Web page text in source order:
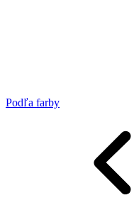
Podľa farby